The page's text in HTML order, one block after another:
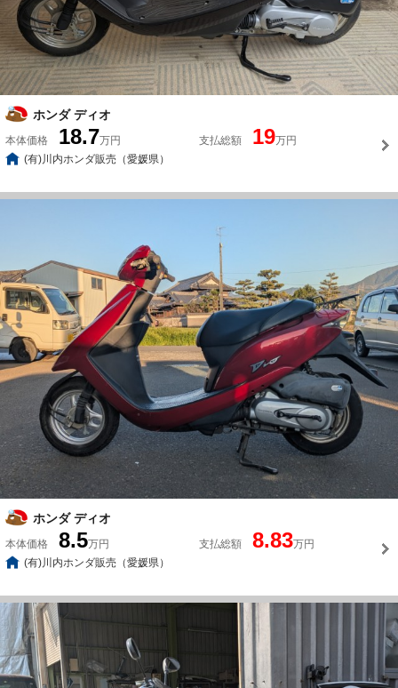
ホンダ ディオ
本体価格 18.7万円 支払総額 19万円
(有)川内ホンダ販売（愛媛県）
ホンダ ディオ
本体価格 8.5万円 支払総額 8.83万円
(有)川内ホンダ販売（愛媛県）